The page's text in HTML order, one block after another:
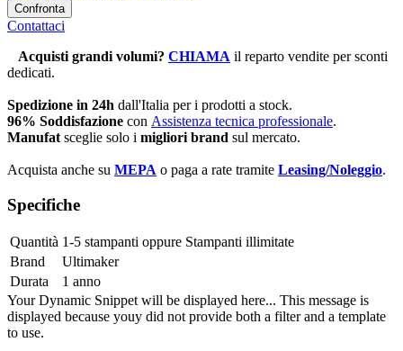
Confronta
Contattaci
Acquisti grandi volumi? CHIAMA il reparto vendite per sconti
dedicati.
Spedizione in 24h dall'Italia per i prodotti a stock.
96% Soddisfazione con Assistenza tecnica professionale.
Manufat sceglie solo i migliori brand sul mercato.
Acquista anche su MEPA o paga a rate tramite Leasing/Noleggio.
Specifiche
Quantità 1-5 stampanti oppure Stampanti illimitate
Brand
Ultimaker
Durata
1 anno
Your Dynamic Snippet will be displayed here... This message is
displayed because youy did not provide both a filter and a template
to use.